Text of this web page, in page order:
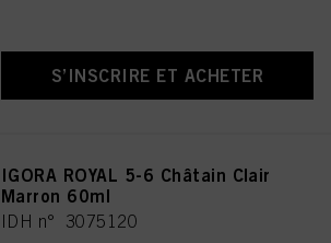
S’INSCRIRE ET ACHETER
IGORA ROYAL 5-6 Châtain Clair
Marron 60ml
IDH n° 3075120